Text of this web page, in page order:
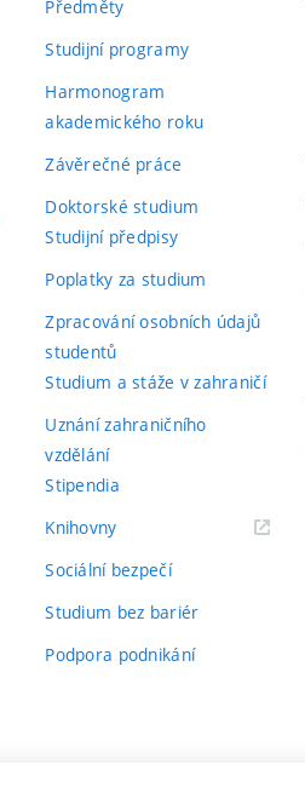
Předměty
Studijní programy
Harmonogram
akademického roku
Závěrečné práce
Doktorské studium
Studijní předpisy
Poplatky za studium
Zpracování osobních údajů
studentů
Studium a stáže v zahraničí
Uznání zahraničního
vzdělání
Stipendia
Knihovny(externí
Sociální bezpečí
Studium bez bariér
Podpora podnikání